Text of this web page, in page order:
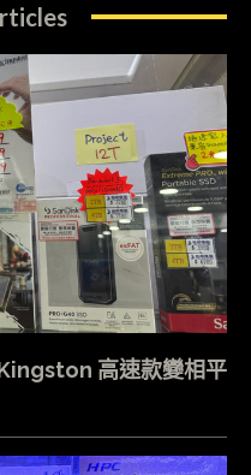
高速款變相平